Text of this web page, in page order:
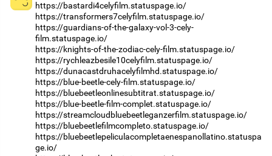
https://bastardi4celyfilm.statuspage.io/
https://transformers7celyfilm.statuspage.io/
https://guardians-of-the-galaxy-vol-3-cely-
film.statuspage.io/
https://knights-of-the-zodiac-cely-film.statuspage.io/
https://rychleazbesile10celyfilm.statuspage.io/
https://dunacastdruhacelyfilmhd.statuspage.io/
https://blue-beetle-cely-film.statuspage.io/
https://bluebeetleonlinesubtitrat.statuspage.io/
https://blue-beetle-film-complet.statuspage.io/
https://streamcloudbluebeetleganzerfilm.statuspage.io/
https://bluebeetlefilmcompleto.statuspage.io/
https://bluebeetlepeliculacompletaenespanollatino.statuspa
ge.io/